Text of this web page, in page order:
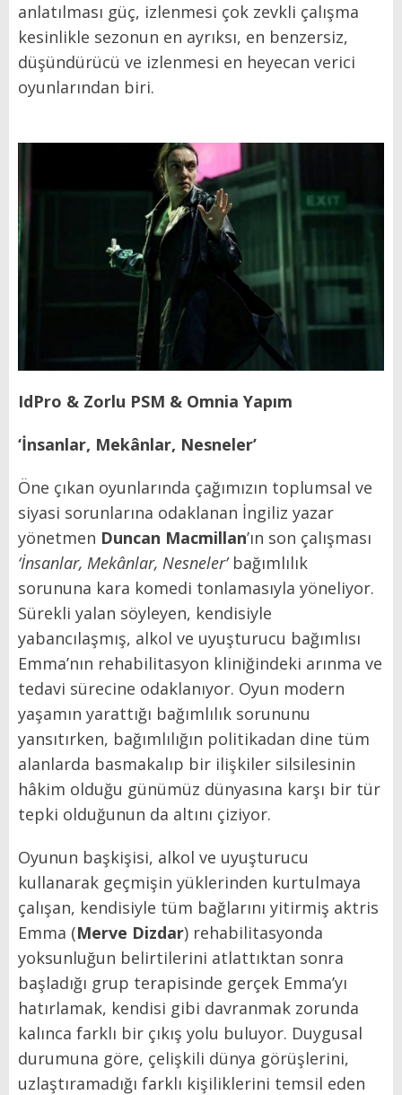
anlatılması güç, izlenmesi çok zevkli çalışma
kesinlikle sezonun en ayrıksı, en benzersiz,
düşündürücü ve izlenmesi en heyecan verici
oyunlarından biri.
IdPro & Zorlu PSM & Omnia Yapım
‘İnsanlar, Mekânlar, Nesneler’
Öne çıkan oyunlarında çağımızın toplumsal ve
siyasi sorunlarına odaklanan İngiliz yazar
yönetmen Duncan Macmillan’ın son çalışması
‘İnsanlar, Mekânlar, Nesneler’bağımlılık
sorununa kara komedi tonlamasıyla yöneliyor.
Sürekli yalan söyleyen, kendisiyle
yabancılaşmış, alkol ve uyuşturucu bağımlısı
Emma’nın rehabilitasyon kliniğindeki arınma ve
tedavi sürecine odaklanıyor. Oyun modern
yaşamın yarattığı bağımlılık sorununu
yansıtırken, bağımlılığın politikadan dine tüm
alanlarda basmakalıp bir ilişkiler silsilesinin
hâkim olduğu günümüz dünyasına karşı bir tür
tepki olduğunun da altını çiziyor.
Oyunun başkişisi, alkol ve uyuşturucu
kullanarak geçmişin yüklerinden kurtulmaya
çalışan, kendisiyle tüm bağlarını yitirmiş aktris
Emma (Merve Dizdar) rehabilitasyonda
yoksunluğun belirtilerini atlattıktan sonra
başladığı grup terapisinde gerçek Emma’yı
hatırlamak, kendisi gibi davranmak zorunda
kalınca farklı bir çıkış yolu buluyor. Duygusal
durumuna göre, çelişkili dünya görüşlerini,
uzlaştıramadığı farklı kişiliklerini temsil eden